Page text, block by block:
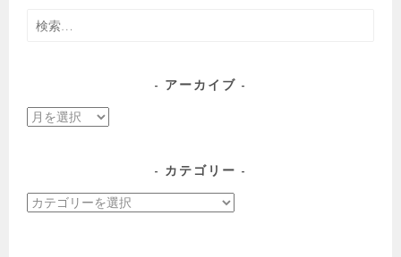
ゲ
ー
ン
検
アーカイブ
ア
ブ
カテゴリー
カ